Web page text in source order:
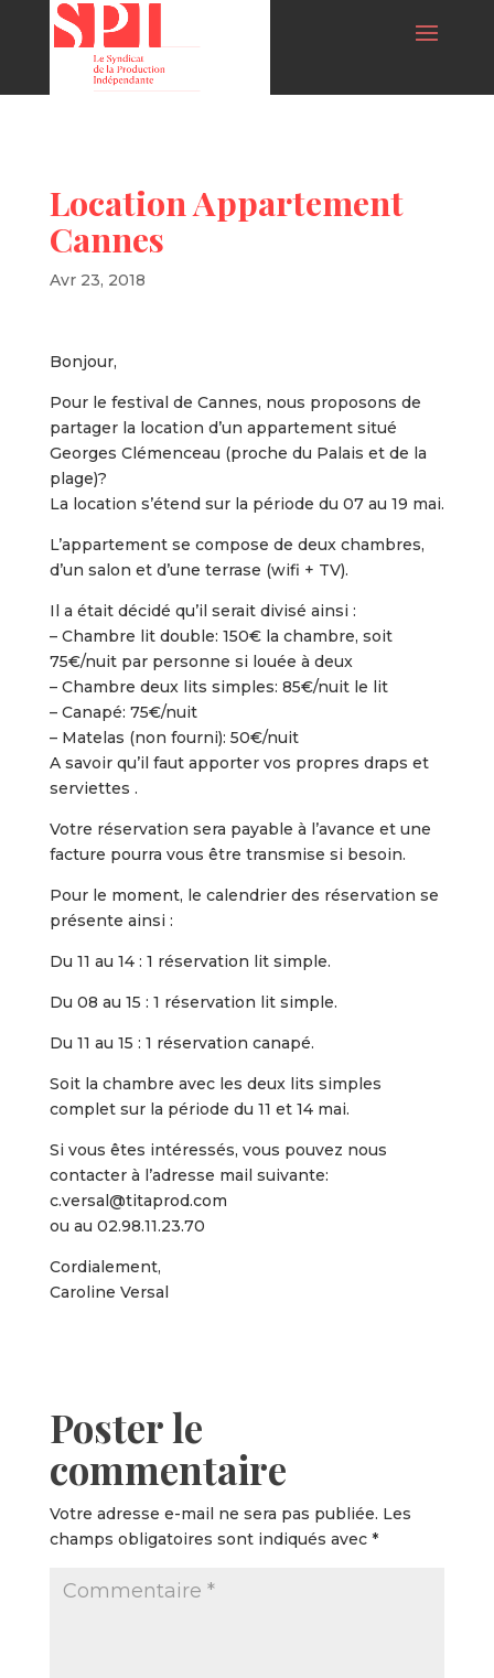
Location Appartement
Cannes
Avr 23, 2018
Bonjour,
Pour le festival de Cannes, nous proposons de
partager la location d’un appartement situé
Georges Clémenceau (proche du Palais et de la
plage)?
La location s’étend sur la période du 07 au 19 mai.
L’appartement se compose de deux chambres,
d’un salon et d’une terrase (wifi + TV).
Il a était décidé qu’il serait divisé ainsi :
– Chambre lit double: 150€ la chambre, soit
75€/nuit par personne si louée à deux
– Chambre deux lits simples: 85€/nuit le lit
– Canapé: 75€/nuit
– Matelas (non fourni): 50€/nuit
A savoir qu’il faut apporter vos propres draps et
serviettes .
Votre réservation sera payable à l’avance et une
facture pourra vous être transmise si besoin.
Pour le moment, le calendrier des réservation se
présente ainsi :
Du 11 au 14 : 1 réservation lit simple.
Du 08 au 15 : 1 réservation lit simple.
Du 11 au 15 : 1 réservation canapé.
Soit la chambre avec les deux lits simples
complet sur la période du 11 et 14 mai.
Si vous êtes intéressés, vous pouvez nous
contacter à l’adresse mail suivante:
c.versal@titaprod.com
ou au 02.98.11.23.70
Cordialement,
Caroline Versal
Poster le
commentaire
Votre adresse e-mail ne sera pas publiée. Les
champs obligatoires sont indiqués avec *